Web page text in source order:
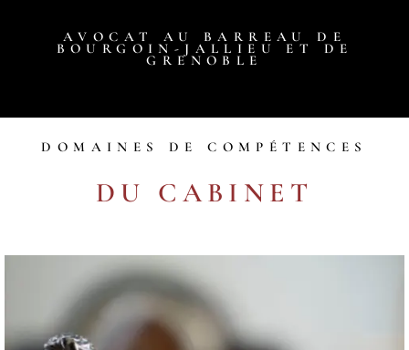
AVOCAT AU BARREAU DE
BOURGOIN-JALLIEU ET DE
GRENOBLE
DOMAINES DE COMPÉTENCES
DU CABINET